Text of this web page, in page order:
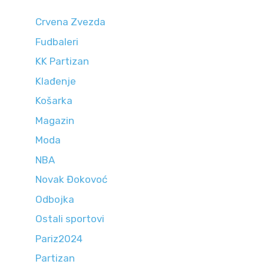
Crvena Zvezda
Fudbaleri
KK Partizan
Klađenje
Košarka
Magazin
Moda
NBA
Novak Đokovoć
Odbojka
Ostali sportovi
Pariz2024
Partizan